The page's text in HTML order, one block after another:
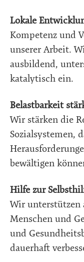
Lokale
Kompetenz und
unserer Arbeit.
ausbildend,
katalytisch ein.
Belastbarkeit
Wir stärken die
Sozialsystemen,
bewältigen
Hilfe zur
Wir unterstützen
Menschen und
und
dauerhaft